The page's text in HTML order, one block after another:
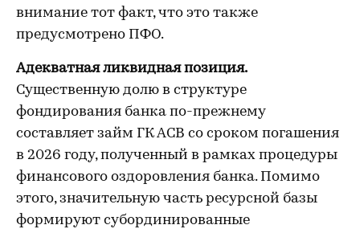
внимание тот факт, что это также
предусмотрено ПФО.
Адекватная ликвидная позиция.
Существенную долю в структуре
фондирования банка по-прежнему
составляет займ ГК АСВ со сроком погашения
в 2026 году, полученный в рамках процедуры
финансового оздоровления банка. Помимо
этого, значительную часть ресурсной базы
формируют субординированные